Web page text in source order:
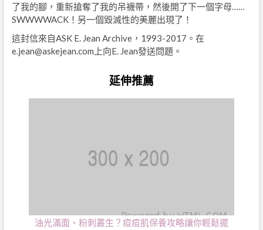
了我的腳，重新搶奪了我的吊襪帶，然後開了下一個字母……
SWWWWACK！另一個毀滅性的美麗出現了！
這封信來自ASK E. Jean Archive，1993-2017。在
e.jean@askejean.com 上向E. Jean發送問題。
延伸推薦
油光滿面、粉刺叢生？痘痘肌保養攻略讓你輕鬆擺